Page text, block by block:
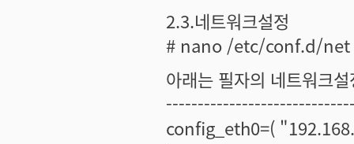
2.3.네트워크설정
# nano /etc/conf.d/net
아래는 필자의 네트워크
config_eth0=(